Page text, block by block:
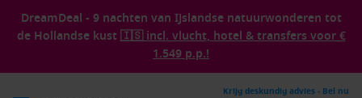
DreamDeal - 9 nachten van IJslandse natuurwonderen tot
de Hollandse kust 🇮🇸 incl. vlucht, hotel & transfers voor €
1.549 p.p.!
Krijg deskundig advies - Bel nu